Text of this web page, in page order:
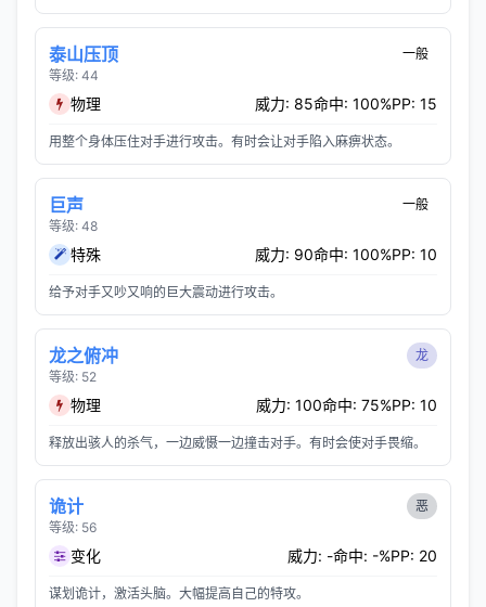
泰山压顶
等级: 44
一般
物理 威力: 85命中: 100%PP: 15
用整个身体压住对手进行攻击。有时会让对手陷入麻痹状态。
巨声
等级: 48
一般
特殊 威力: 90命中: 100%PP: 10
给予对手又吵又响的巨大震动进行攻击。
龙之俯冲
等级: 52
龙
物理 威力: 100命中: 75%PP: 10
释放出骇人的杀气，一边威慑一边撞击对手。有时会使对手畏缩。
诡计
等级: 56
恶
变化 威力: -命中: -%PP: 20
谋划诡计，激活头脑。大幅提高自己的特攻。